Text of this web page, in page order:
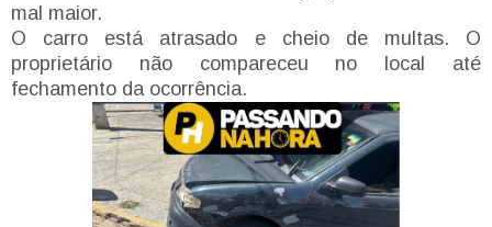
mal maior.
O carro está atrasado e cheio de multas. O
proprietário não compareceu no local até
fechamento da ocorrência.